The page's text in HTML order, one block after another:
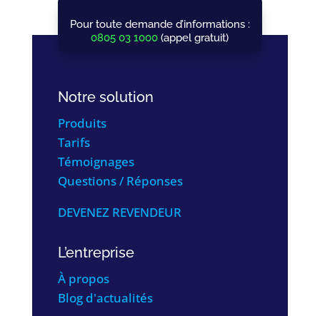
Pour toute demande d’informations :
0805 03 1000 (appel gratuit)
Notre solution
Produits
Tarifs
Témoignages
Questions / Réponses
DEVENEZ REVENDEUR
L’entreprise
À propos
Blog d'actualités